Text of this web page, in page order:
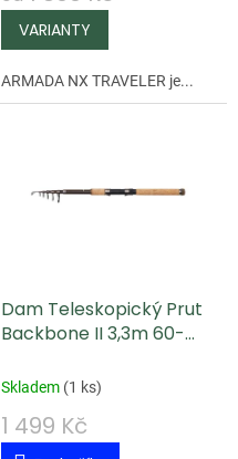
ARMADA NX TRAVELER je...
Dam Teleskopický Prut
Backbone II 3,3m 60-
Skladem (1 ks)
1 499 Kč